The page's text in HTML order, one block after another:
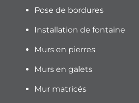
Pose de bordures
Installation de fontaine
Murs en pierres
Murs en galets
Mur matricés